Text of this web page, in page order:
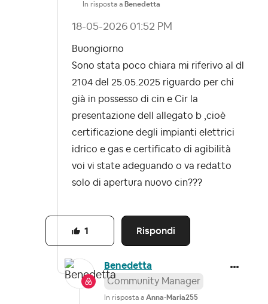
In risposta a Benedetta
‎18-05-2026 01:52 PM
Buongiorno
Sono stata poco chiara mi riferivo al dl
2104 del 25.05.2025 riguardo per chi
già in possesso di cin e Cir la
presentazione dell allegato b ,cioè
certificazione degli impianti elettrici
idrico e gas e certificato di agibilità
voi vi state adeguando o va redatto
solo di apertura nuovo cin???
Rispondi
1
Benedetta
Community Manager
In risposta a Anna-Maria255